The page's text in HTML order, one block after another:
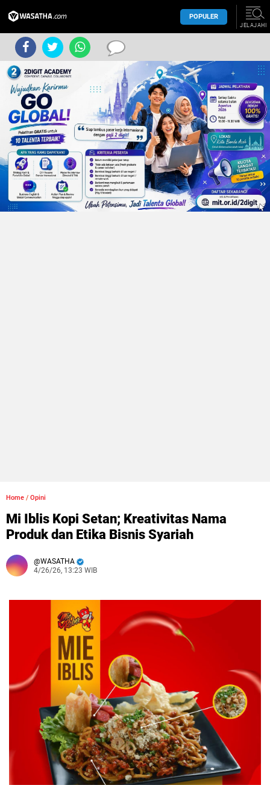
POPULER
JELAJAHI
Home / Opini
Mi Iblis Kopi Setan; Kreativitas Nama
Produk dan Etika Bisnis Syariah
WASATHA
4/26/26, 13:23 WIB